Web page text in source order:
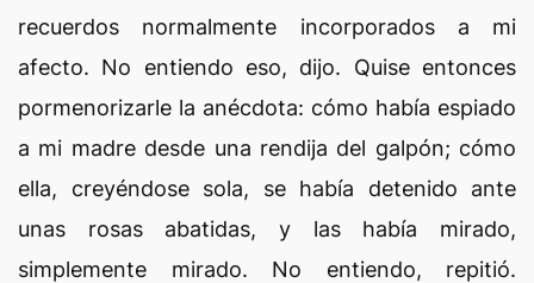
recuerdos normalmente incorporados a mi
afecto. No entiendo eso, dijo. Quise entonces
pormenorizarle la anécdota: cómo había espiado
a mi madre desde una rendija del galpón; cómo
ella, creyéndose sola, se había detenido ante
unas rosas abatidas, y las había mirado,
simplemente mirado. No entiendo, repitió.